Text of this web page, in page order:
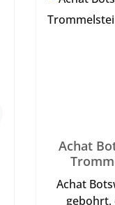
Achat
Achat
gebohrt,